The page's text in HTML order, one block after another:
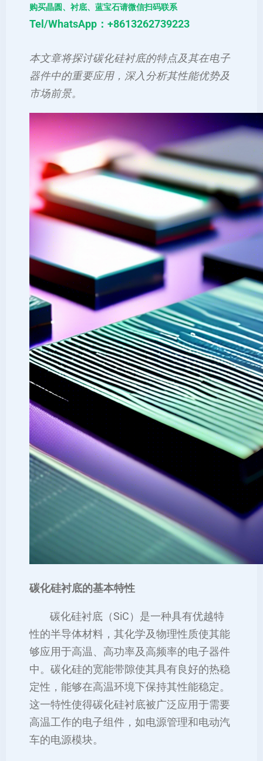
购买晶圆、衬底、蓝宝石请微信扫码联系
Tel/WhatsApp：+8613262739223
本文章将探讨碳化硅衬底的特点及其在电子
器件中的重要应用，深入分析其性能优势及
市场前景。
碳化硅衬底的基本特性
碳化硅衬底（SiC）是一种具有优越特
性的半导体材料，其化学及物理性质使其能
够应用于高温、高功率及高频率的电子器件
中。碳化硅的宽能带隙使其具有良好的热稳
定性，能够在高温环境下保持其性能稳定。
这一特性使得碳化硅衬底被广泛应用于需要
高温工作的电子组件，如电源管理和电动汽
车的电源模块。